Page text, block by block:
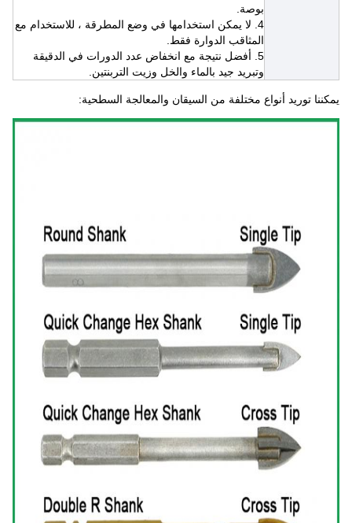
بوصة.
4. لا يمكن استخدامها في وضع المطرقة ، للاستخدام مع
المثاقب الدوارة فقط.
5. أفضل نتيجة مع انخفاض عدد الدورات في الدقيقة
وتبريد جيد بالماء والخل وزيت التربنتين.
يمكننا توريد أنواع مختلفة من السيقان والمعالجة السطحية: